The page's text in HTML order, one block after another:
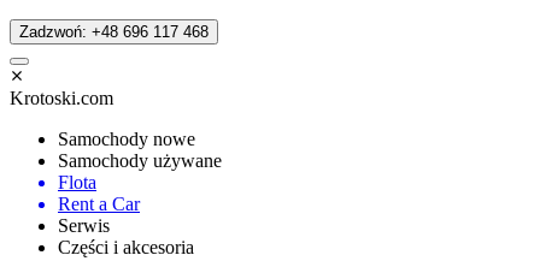
Zadzwoń: +48 696 117 468
Krotoski.com
Samochody nowe
Samochody używane
Flota
Rent a Car
Serwis
Części i akcesoria